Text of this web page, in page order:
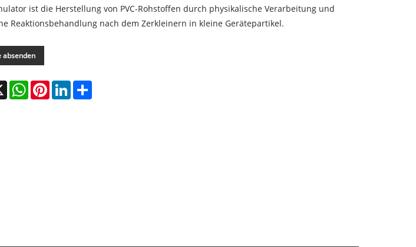
ist die Herstellung von PVC-Rohstoffen durch physikalische Verarbeitung und
Reaktionsbehandlung nach dem Zerkleinern in kleine Gerätepartikel.
absenden
X WhatsAppPinterestLinkedIn